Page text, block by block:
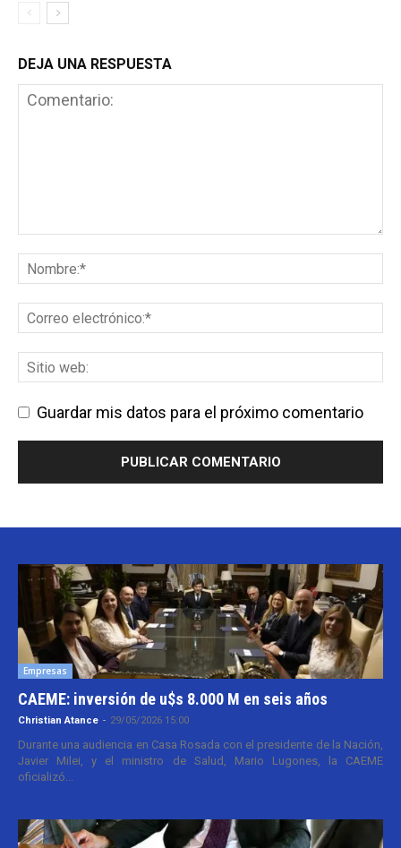
DEJA UNA RESPUESTA
Guardar mis datos para el próximo comentario
Empresas
CAEME: inversión de u$s 8.000 M en seis años
Christian Atance - 29/05/2026 15:00
Durante una audiencia en Casa Rosada con el presidente de la Nación,
Javier Milei, y el ministro de Salud, Mario Lugones, la CAEME
oficializó...